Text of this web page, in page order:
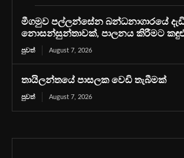
මීගමුව පල්ලන්සේන බන්ධනාගාරයේ
නොසන්සුන්තාවක්, පාලනය කිරීමට කඳුළු
පුවත් August 7, 2026
තායිලන්තයේ පාසලක වෙඩි තැබීමක්
පුවත් August 7, 2026